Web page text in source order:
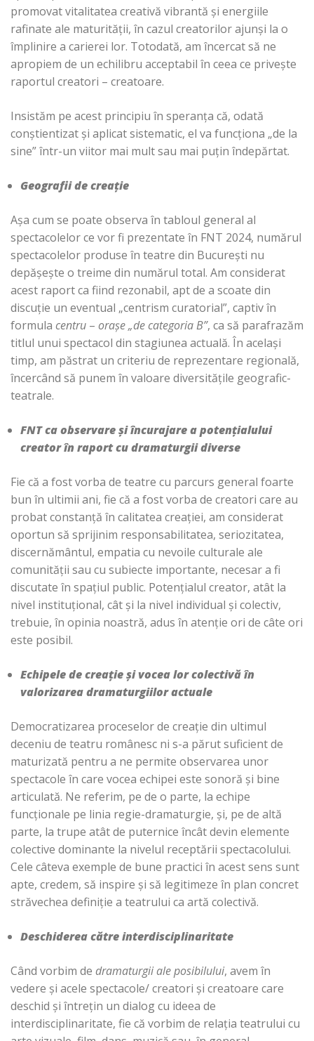
promovat vitalitatea creativă vibrantă și energiile
rafinate ale maturității, în cazul creatorilor ajunși la o
împlinire a carierei lor. Totodată, am încercat să ne
apropiem de un echilibru acceptabil în ceea ce privește
raportul creatori – creatoare.
Insistăm pe acest principiu în speranța că, odată
conștientizat și aplicat sistematic, el va funcționa „de la
sine” într-un viitor mai mult sau mai puțin îndepărtat.
Geografii de creație
Așa cum se poate observa în tabloul general al
spectacolelor ce vor fi prezentate în FNT 2024, numărul
spectacolelor produse în teatre din București nu
depășește o treime din numărul total. Am considerat
acest raport ca fiind rezonabil, apt de a scoate din
discuție un eventual „centrism curatorial”, captiv în
formula centru – orașe „de categoria B”, ca să parafrazăm
titlul unui spectacol din stagiunea actuală. În același
timp, am păstrat un criteriu de reprezentare regională,
încercând să punem în valoare diversitățile geografic-
teatrale.
FNT ca observare și încurajare a potențialului
creator în raport cu dramaturgii diverse
Fie că a fost vorba de teatre cu parcurs general foarte
bun în ultimii ani, fie că a fost vorba de creatori care au
probat constanță în calitatea creației, am considerat
oportun să sprijinim responsabilitatea, seriozitatea,
discernământul, empatia cu nevoile culturale ale
comunității sau cu subiecte importante, necesar a fi
discutate în spațiul public. Potențialul creator, atât la
nivel instituțional, cât și la nivel individual și colectiv,
trebuie, în opinia noastră, adus în atenție ori de câte ori
este posibil.
Echipele de creație și vocea lor colectivă în
valorizarea dramaturgiilor actuale
Democratizarea proceselor de creație din ultimul
deceniu de teatru românesc ni s-a părut suficient de
maturizată pentru a ne permite observarea unor
spectacole în care vocea echipei este sonoră și bine
articulată. Ne referim, pe de o parte, la echipe
funcționale pe linia regie-dramaturgie, și, pe de altă
parte, la trupe atât de puternice încât devin elemente
colective dominante la nivelul receptării spectacolului.
Cele câteva exemple de bune practici în acest sens sunt
apte, credem, să inspire și să legitimeze în plan concret
străvechea definiție a teatrului ca artă colectivă.
Deschiderea către interdisciplinaritate
Când vorbim de dramaturgii ale posibilului, avem în
vedere și acele spectacole/ creatori și creatoare care
deschid și întrețin un dialog cu ideea de
interdisciplinaritate, fie că vorbim de relația teatrului cu